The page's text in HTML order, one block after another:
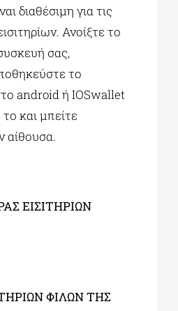
διαθέσιμη για τις
Ανοίξτε το
σας,
το
android ή IOSwallet
και μπείτε
αίθουσα.
ΕΙΣΙΤΗΡΙΩΝ
ΦΙΛΩΝ ΤΗΣ